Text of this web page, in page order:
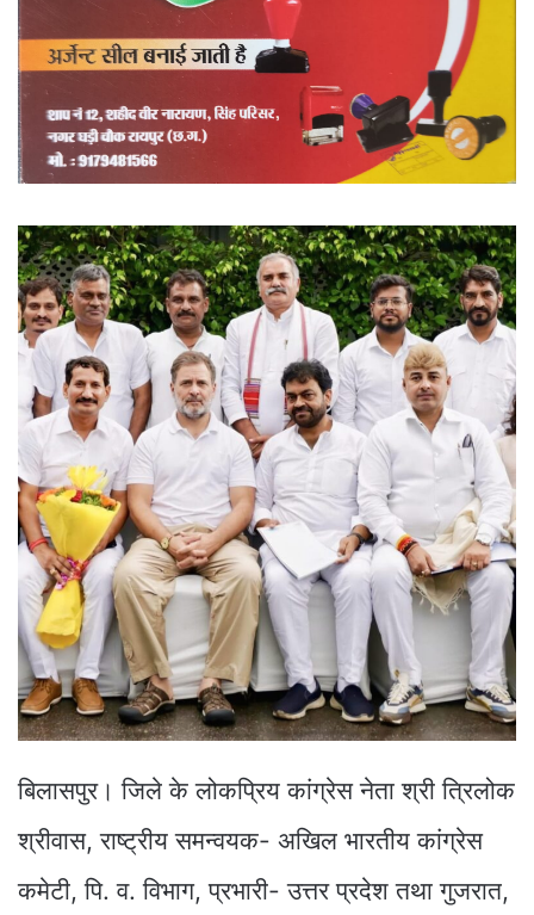
बिलासपुर। जिले के लोकप्रिय कांग्रेस नेता श्री त्रिलोक
श्रीवास, राष्ट्रीय समन्वयक- अखिल भारतीय कांग्रेस
कमेटी, पि. व. विभाग, प्रभारी- उत्तर प्रदेश तथा गुजरात,